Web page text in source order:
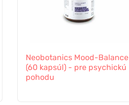
Neobotanics Mood-Balance
(60 kapsúl) - pre psychickú
pohodu